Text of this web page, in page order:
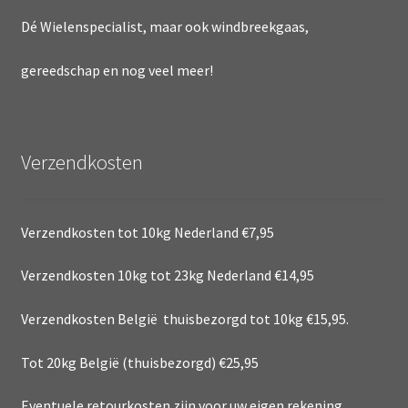
Dé Wielenspecialist, maar ook windbreekgaas,
gereedschap en nog veel meer!
Verzendkosten
Verzendkosten tot 10kg Nederland €7,95
Verzendkosten 10kg tot 23kg Nederland €14,95
Verzendkosten België thuisbezorgd tot 10kg €15,95.
Tot 20kg België (thuisbezorgd) €25,95